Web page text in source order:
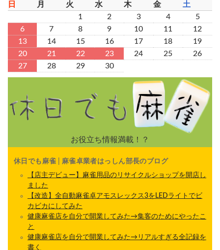
日 月 火 水 木 金
土
1
2 3 4
5
6
7 8 9 10 11
12
13
14 15 16 17 18
19
20
21 22 23 24 25
26
27
28 29 30
お役立ち情報満載！？
休日でも麻雀 | 麻雀卓業者はっしん部長のブログ
【店主デビュー】麻雀用品のリサイクルショップを開店し
ました
【改造】全自動麻雀卓アモスレックス3をLEDライトでビ
カビカにしてみた
健康麻雀店を自分で開業してみた→集客のためにやったこ
と
健康麻雀店を自分で開業してみた→リアルすぎる全記録を
書く